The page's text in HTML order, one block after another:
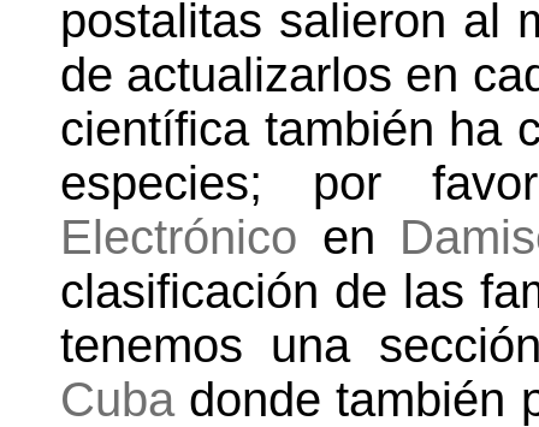
postalitas salieron al
de actualizarlos en
científica también ha
especies; por
Electrónico en
clasificación de las
tenemos una
Cubadonde también